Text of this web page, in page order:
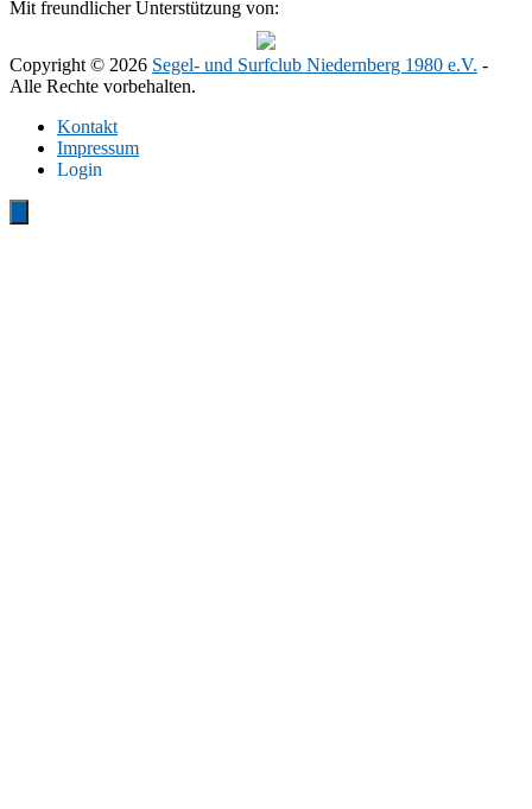
Mit freundlicher Unterstützung von:
Copyright © 2026 Segel- und Surfclub Niedernberg 1980 e.V. -
Alle Rechte vorbehalten.
Kontakt
Impressum
Login